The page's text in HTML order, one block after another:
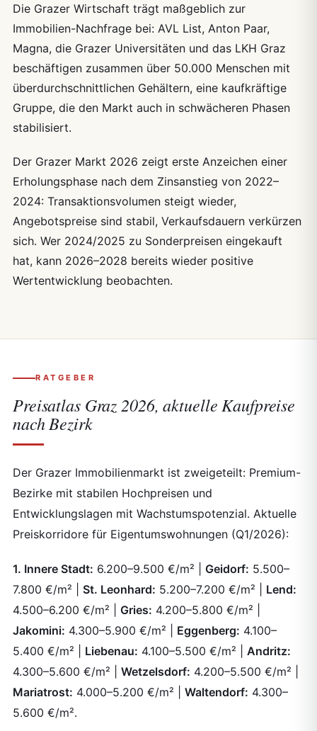
Die Grazer Wirtschaft trägt maßgeblich zur
Immobilien-Nachfrage bei: AVL List, Anton Paar,
Magna, die Grazer Universitäten und das LKH Graz
beschäftigen zusammen über 50.000 Menschen mit
überdurchschnittlichen Gehältern, eine kaufkräftige
Gruppe, die den Markt auch in schwächeren Phasen
stabilisiert.
Der Grazer Markt 2026 zeigt erste Anzeichen einer
Erholungsphase nach dem Zinsanstieg von 2022–
2024: Transaktionsvolumen steigt wieder,
Angebotspreise sind stabil, Verkaufsdauern verkürzen
sich. Wer 2024/2025 zu Sonderpreisen eingekauft
hat, kann 2026–2028 bereits wieder positive
Wertentwicklung beobachten.
RATGEBER
Preisatlas Graz 2026, aktuelle Kaufpreise
nach Bezirk
Der Grazer Immobilienmarkt ist zweigeteilt: Premium-
Bezirke mit stabilen Hochpreisen und
Entwicklungslagen mit Wachstumspotenzial. Aktuelle
Preiskorridore für Eigentumswohnungen (Q1/2026):
1. Innere Stadt: 6.200–9.500 €/m² | Geidorf: 5.500–
7.800 €/m² | St. Leonhard: 5.200–7.200 €/m² | Lend:
4.500–6.200 €/m² | Gries: 4.200–5.800 €/m² |
Jakomini: 4.300–5.900 €/m² | Eggenberg: 4.100–
5.400 €/m² | Liebenau: 4.100–5.500 €/m² | Andritz:
4.300–5.600 €/m² | Wetzelsdorf: 4.200–5.500 €/m² |
Mariatrost: 4.000–5.200 €/m² | Waltendorf: 4.300–
5.600 €/m².